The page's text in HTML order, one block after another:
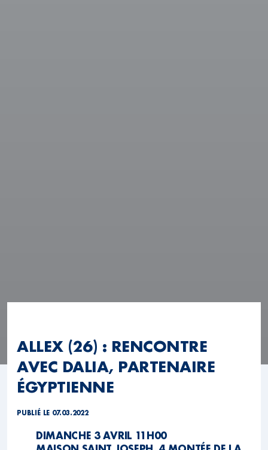
ALLEX (26) : RENCONTRE
AVEC DALIA, PARTENAIRE
ÉGYPTIENNE
PUBLIÉ LE 07.03.2022
DIMANCHE 3 AVRIL 11H00